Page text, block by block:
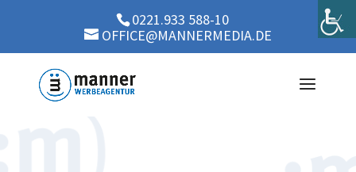
0221.933 588-10
OFFICE@MANNERMEDIA.DE